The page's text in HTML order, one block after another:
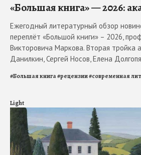
«Большая книга» — 2026:
Ежегодный литературный обзор
переплёт «Большой книги» – 2026,
Викторовича Маркова. Вторая тройка
Данилкин, Сергей Носов, Елена
#Большая книга#рецензии#современная
Light